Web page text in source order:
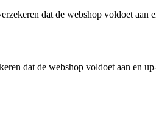
dat de webshop voldoet
dat de webshop voldoet aan en